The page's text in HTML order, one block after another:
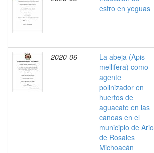
estro en yeguas
2020-06
La abeja (Apis
mellifera) como
agente
polinizador en
huertos de
aguacate en las
canoas en el
municipio de Ario
de Rosales
Michoacán